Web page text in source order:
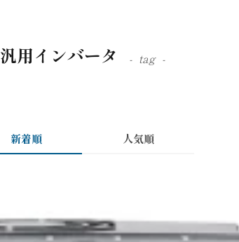
汎用インバータ tag
新着順 人気順